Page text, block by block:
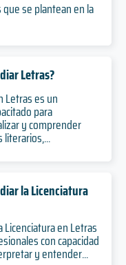
se plantean en la
Letras?
Letras es un
para
y comprender
la Licenciatura
Licenciatura en Letras
con capacidad
y entender...